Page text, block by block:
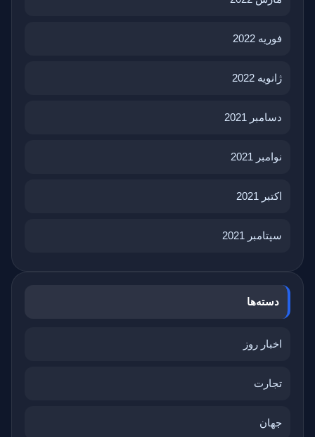
فوریه 2022
ژانویه 2022
دسامبر 2021
نوامبر 2021
اکتبر 2021
سپتامبر 2021
دسته‌ها
اخبار روز
تجارت
جهان